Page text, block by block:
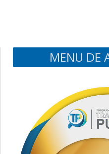
MENU DE